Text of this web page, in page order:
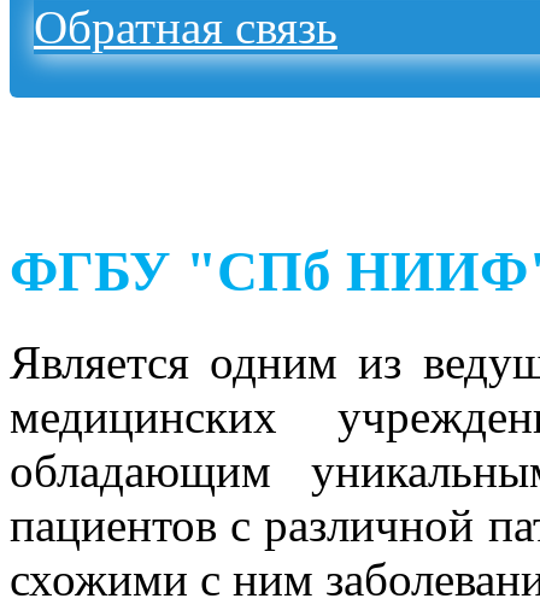
Обратная связь
ФГБУ "СПб НИИФ"
Является одним из
медицинских
обладающим
пациентов с различной
схожими с ним